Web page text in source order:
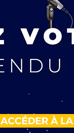
ACCÉDER À